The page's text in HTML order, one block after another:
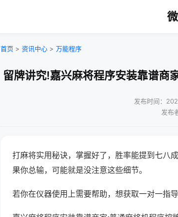
首页 > 资讯中心 > 万能程序
留牌讲究!嘉兴麻将程序安装靠谱商
发布时间：
发布
打麻将实用秘诀，掌握好了，胜率能提到七八
果你总输，可能就是没注意这些细节。
若你在仪器使用上需要帮助，想获取一对一指